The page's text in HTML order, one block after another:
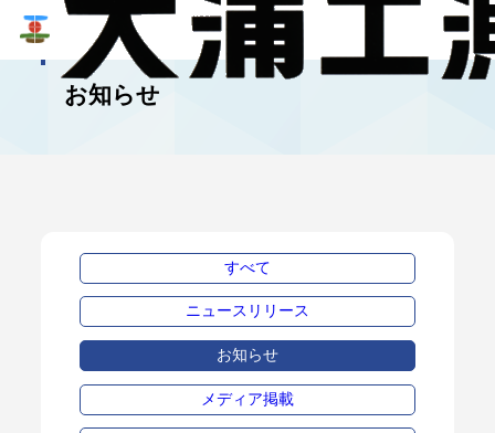
お知らせ
NEWS
すべて
ニュースリリース
お知らせ
メディア掲載